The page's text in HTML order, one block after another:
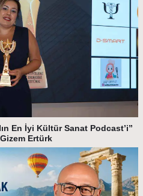
En İyi Kültür Sanat Podcast’i”
Ertürk